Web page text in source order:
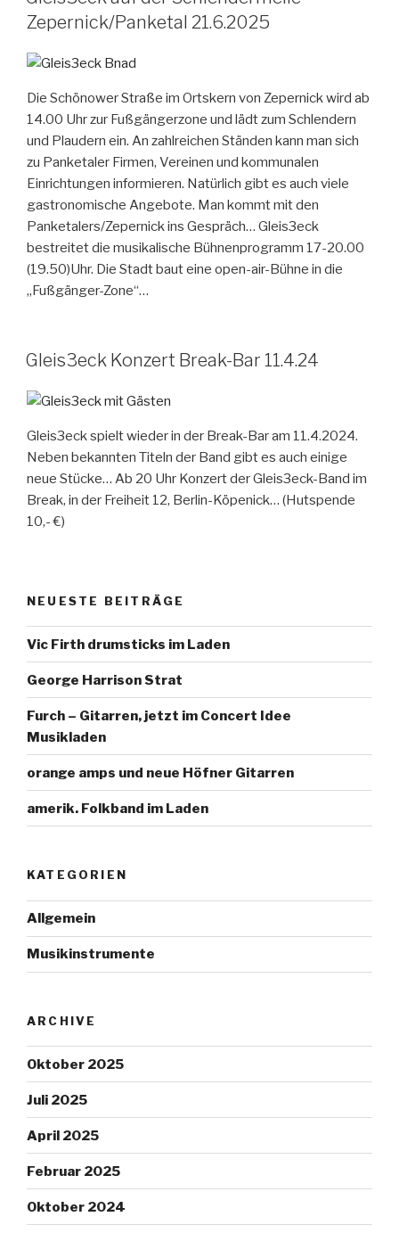
Zepernick/Panketal 21.6.2025
Die Schönower Straße im Ortskern von Zepernick wird ab
14.00 Uhr zur Fußgängerzone und lädt zum Schlendern
und Plaudern ein. An zahlreichen Ständen kann man sich
zu Panketaler Firmen, Vereinen und kommunalen
Einrichtungen informieren. Natürlich gibt es auch viele
gastronomische Angebote. Man kommt mit den
Panketalers/Zepernick ins Gespräch… Gleis3eck
bestreitet die musikalische Bühnenprogramm 17-20.00
(19.50)Uhr. Die Stadt baut eine open-air-Bühne in die
„Fußgänger-Zone“…
Gleis3eck Konzert Break-Bar 11.4.24
Gleis3eck spielt wieder in der Break-Bar am 11.4.2024.
Neben bekannten Titeln der Band gibt es auch einige
neue Stücke… Ab 20 Uhr Konzert der Gleis3eck-Band im
Break, in der Freiheit 12, Berlin-Köpenick… (Hutspende
10,- €)
NEUESTE BEITRÄGE
Vic Firth drumsticks im Laden
George Harrison Strat
Furch – Gitarren, jetzt im Concert Idee
Musikladen
orange amps und neue Höfner Gitarren
amerik. Folkband im Laden
KATEGORIEN
Allgemein
Musikinstrumente
ARCHIVE
Oktober 2025
Juli 2025
April 2025
Februar 2025
Oktober 2024